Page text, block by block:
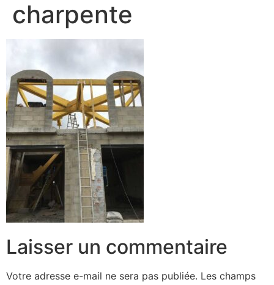
charpente
Laisser un commentaire
Votre adresse e-mail ne sera pas publiée. Les champs